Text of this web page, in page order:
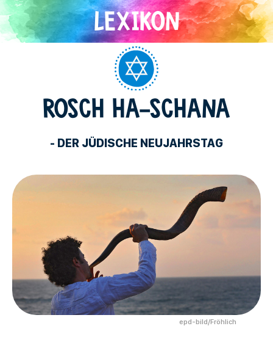
Direkt
zum
Inhalt
ROSCH HA-SCHANA
- DER JÜDISCHE NEUJAHRSTAG
epd-bild/Fröhlich